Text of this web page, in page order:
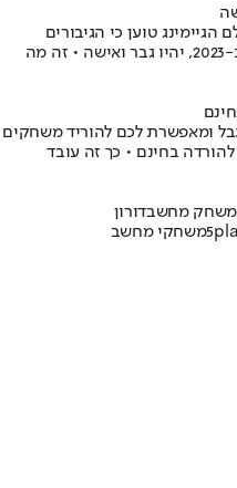
טוען כי הגיבורים
במשחק הפופולרי, שיושק ככל הנראה ב-2023, יהיו גבר ואישה • זה מה
ומאפשרת לכם להוריד משחקים
בחינם • כך זה עובד
משחק מחשבדורון
משחקי מחשב